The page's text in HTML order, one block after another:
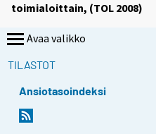
toimialoittain, (TOL 2008)
Avaa valikko
TILASTOT
Ansiotasoindeksi